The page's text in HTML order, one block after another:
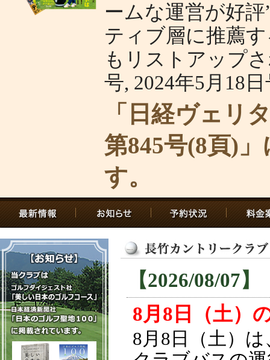
ームな運営が好
ティブ層に推薦
もリストアップ
号, 2024年5月18
「日経ヴェリ
第845号(8頁)
す。